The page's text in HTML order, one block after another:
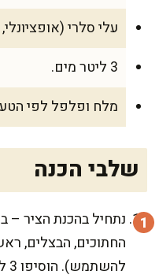
עלי סלרי
3 ליטר מים.
מלח ופלפל לפי
שלבי הכנה
נתחיל בהכנת הציר –
החתוכים, הבצלים,